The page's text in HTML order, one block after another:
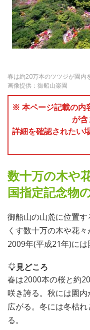
春は約20万本のツツジが園内
画像提供：御船山楽園
※ 本ページ記載の内
が含
詳細を確認されたい
数十万の木や
国指定記念物
御船山の山麓に位置
くす数十万の木や花
2009年(平成21年)には
見どころ
春は2000本の桜と約
咲き誇る。秋には園
広がる。冬には冬枯
る。